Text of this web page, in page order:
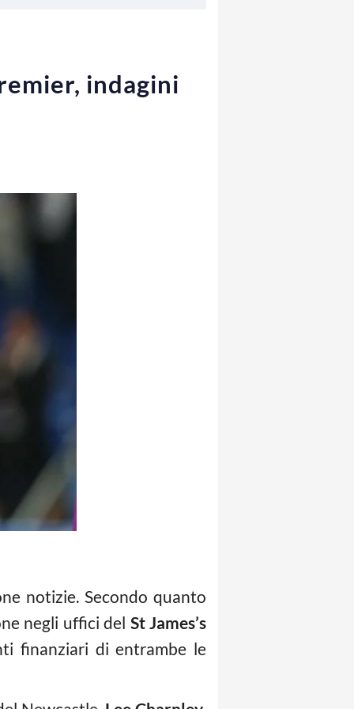
indagini
notizie. Secondo quanto
negli uffici del St James’s
finanziari di entrambe le